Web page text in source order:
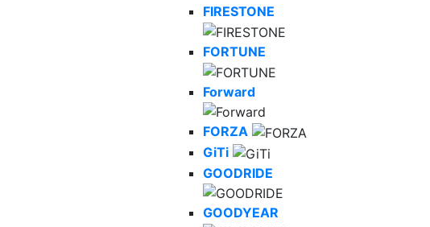
FIRESTONE
FORTUNE
Forward
FORZA
GiTi
GOODRIDE
GOODYEAR